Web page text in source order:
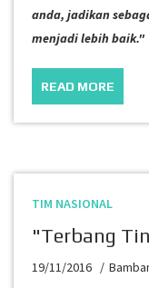
anda, jadikan
menjadi lebih baik."
READ MORE
TIM NASIONAL
"Terbang
19/11/2016